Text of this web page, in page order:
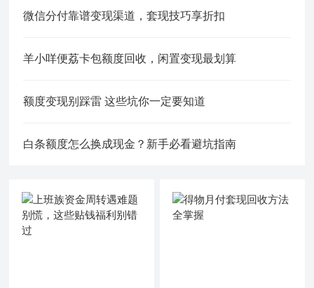
微信分付靠谱变现渠道，套现技巧享折扣
羊小咩便荔卡包额度回收，闲置变现最划算
额度变现别踩雷 这些坑你一定要知道
白条额度怎么换成现金？新手必看避坑指南